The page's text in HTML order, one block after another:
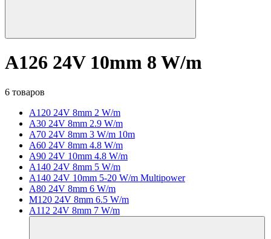
A126 24V 10mm 8 W/m
6 товаров
A120 24V 8mm 2 W/m
A30 24V 8mm 2.9 W/m
A70 24V 8mm 3 W/m 10m
A60 24V 8mm 4.8 W/m
A90 24V 10mm 4.8 W/m
A140 24V 8mm 5 W/m
A140 24V 10mm 5-20 W/m Multipower
A80 24V 8mm 6 W/m
M120 24V 8mm 6.5 W/m
A112 24V 8mm 7 W/m